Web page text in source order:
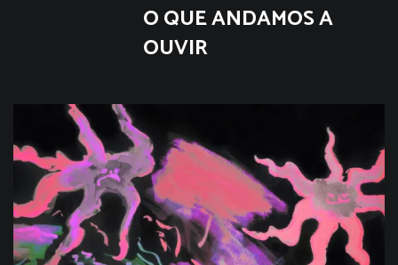
O QUE ANDAMOS A
OUVIR